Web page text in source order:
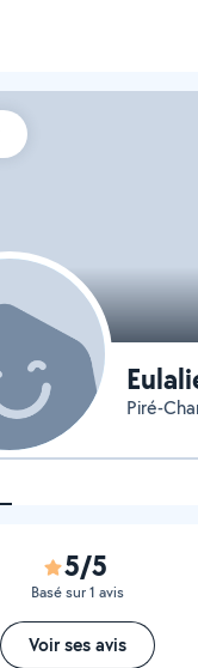
Piré-
5/5
Basé sur 1 avis
Voir ses avis